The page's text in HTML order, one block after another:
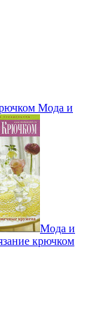
Мода и
Мода и
крючком